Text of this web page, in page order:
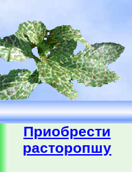
Приобрести
расторопшу